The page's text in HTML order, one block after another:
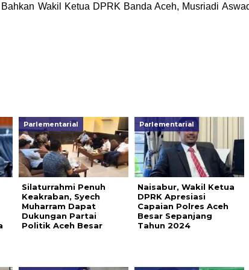
Wakil Ketua DPRK Banda Aceh, Musriadi
Parlementarial
Silaturrahmi Penuh
Keakraban, Syech
Muharram Dapat
Dukungan Partai
Politik Aceh Besar
Parlementarial
Naisabur, Wakil Ketua
DPRK Apresiasi
Capaian Polres Aceh
Besar Sepanjang
Tahun 2024